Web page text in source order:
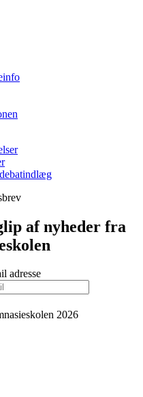
af nyheder fra
adresse
2026